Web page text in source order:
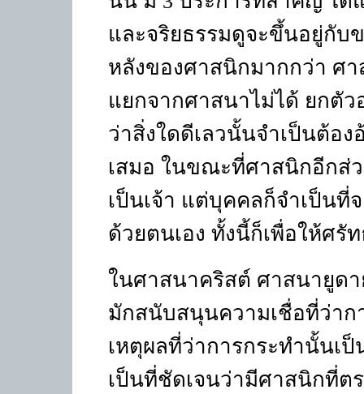
และจริยธรรมดูจะขึ้นอยู่กั
หลังของศาสนิกมากกว่า ศ
แยกจากศาสนาไม่ได้ ยกตัว
ว่าสิ่งใดดีเลวนั้นจำเป็นต้อง
เสมอ ในขณะที่ศาสนิกอีกส่
เป็นเจ้า แต่บุคคลก็จำเป็นที่
ด้วยตนเอง ทั้งนี้ก็เพื่อให้ศรั
ในศาสนาคริสต์ ศาสนายูด
มักสนับสนุนความเชื่อที่ว่าก
เหตุผลที่ว่าการกระทำนั้นเ
เป็นที่ชัดเจนว่ามีศาสนิกที่ต